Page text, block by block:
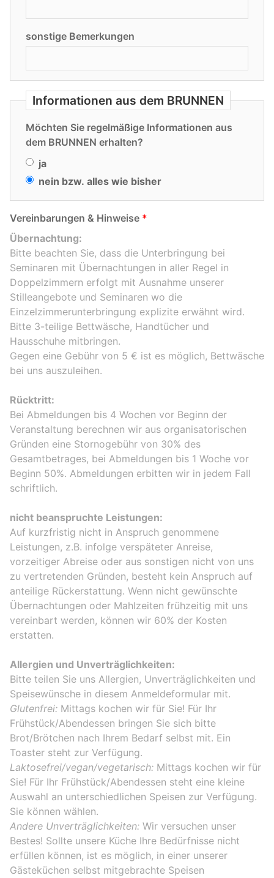
sonstige Bemerkungen
Informationen aus dem BRUNNEN
Möchten Sie regelmäßige Informationen aus
dem BRUNNEN erhalten?
ja
nein bzw. alles wie bisher
Vereinbarungen & Hinweise
Übernachtung:
Bitte beachten Sie, dass die Unterbringung bei
Seminaren mit Übernachtungen in aller Regel in
Doppelzimmern erfolgt mit Ausnahme unserer
Stilleangebote und Seminaren wo die
Einzelzimmerunterbringung explizite erwähnt wird.
Bitte 3-teilige Bettwäsche, Handtücher und
Hausschuhe mitbringen.
Gegen eine Gebühr von 5 € ist es möglich, Bettwäsche
bei uns auszuleihen.
Rücktritt:
Bei Abmeldungen bis 4 Wochen vor Beginn der
Veranstaltung berechnen wir aus organisatorischen
Gründen eine Stornogebühr von 30% des
Gesamtbetrages, bei Abmeldungen bis 1 Woche vor
Beginn 50%. Abmeldungen erbitten wir in jedem Fall
schriftlich.
nicht beanspruchte Leistungen:
Auf kurzfristig nicht in Anspruch genommene
Leistungen, z.B. infolge verspäteter Anreise,
vorzeitiger Abreise oder aus sonstigen nicht von uns
zu vertretenden Gründen, besteht kein Anspruch auf
anteilige Rückerstattung. Wenn nicht gewünschte
Übernachtungen oder Mahlzeiten frühzeitig mit uns
vereinbart werden, können wir 60% der Kosten
erstatten.
Allergien und Unverträglichkeiten:
Bitte teilen Sie uns Allergien, Unverträglichkeiten und
Speisewünsche in diesem Anmeldeformular mit.
Glutenfrei: Mittags kochen wir für Sie! Für Ihr
Frühstück/Abendessen bringen Sie sich bitte
Brot/Brötchen nach Ihrem Bedarf selbst mit. Ein
Toaster steht zur Verfügung.
Laktosefrei/vegan/vegetarisch: Mittags kochen wir für
Sie! Für Ihr Frühstück/Abendessen steht eine kleine
Auswahl an unterschiedlichen Speisen zur Verfügung.
Sie können wählen.
Andere Unverträglichkeiten: Wir versuchen unser
Bestes! Sollte unsere Küche Ihre Bedürfnisse nicht
erfüllen können, ist es möglich, in einer unserer
Gästeküchen selbst mitgebrachte Speisen